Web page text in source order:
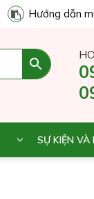
Hướng dẫn
SỰ KIỆN VÀ